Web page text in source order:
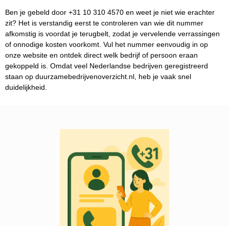
Ben je gebeld door +31 10 310 4570 en weet je niet wie erachter
zit? Het is verstandig eerst te controleren van wie dit nummer
afkomstig is voordat je terugbelt, zodat je vervelende verrassingen
of onnodige kosten voorkomt. Vul het nummer eenvoudig in op
onze website en ontdek direct welk bedrijf of persoon eraan
gekoppeld is. Omdat veel Nederlandse bedrijven geregistreerd
staan op duurzamebedrijvenoverzicht.nl, heb je vaak snel
duidelijkheid.